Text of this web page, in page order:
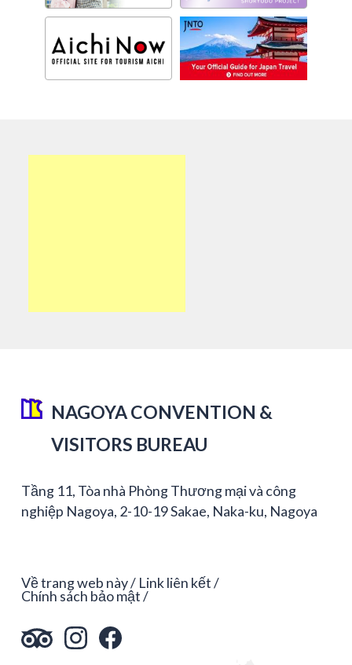
NAGOYA CONVENTION &
VISITORS BUREAU
Tầng 11, Tòa nhà Phòng Thương mại và công
nghiệp Nagoya, 2-10-19 Sakae, Naka-ku, Nagoya
Về trang web này Link liên kết
Chính sách bảo mật